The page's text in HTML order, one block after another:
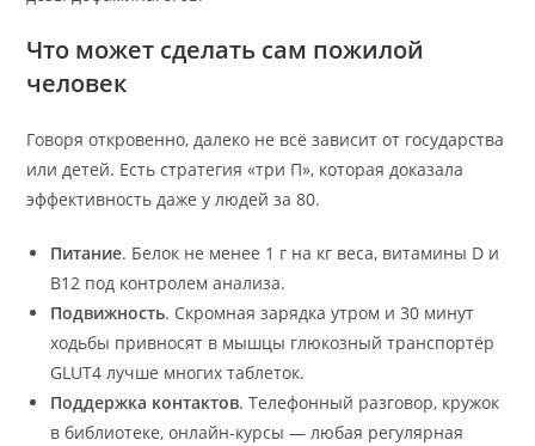
Что может сделать сам пожилой
человек
Говоря откровенно, далеко не всё зависит от государства
или детей. Есть стратегия «три П», которая доказала
эффективность даже у людей за 80.
Питание. Белок не менее 1 г на кг веса, витамины D и
B12 под контролем анализа.
Подвижность. Скромная зарядка утром и 30 минут
ходьбы привносят в мышцы глюкозный транспортёр
GLUT4 лучше многих таблеток.
Поддержка контактов. Телефонный разговор, кружок
в библиотеке, онлайн-курсы — любая регулярная